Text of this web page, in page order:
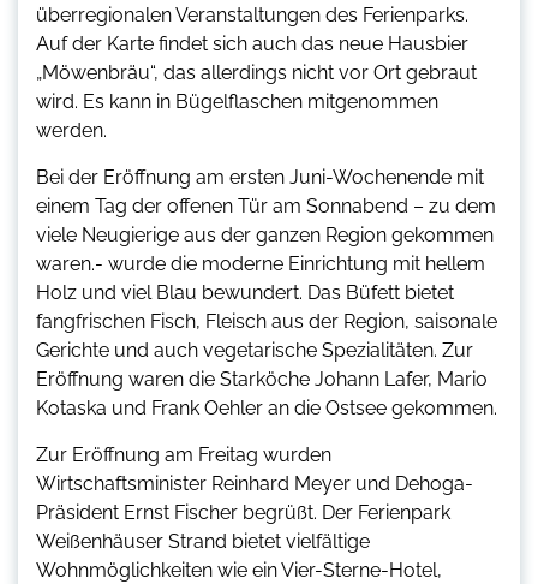
überregionalen Veranstaltungen des Ferienparks.
Auf der Karte findet sich auch das neue Hausbier
„Möwenbräu“, das allerdings nicht vor Ort gebraut
wird. Es kann in Bügelflaschen mitgenommen
werden.
Bei der Eröffnung am ersten Juni-Wochenende mit
einem Tag der offenen Tür am Sonnabend – zu dem
viele Neugierige aus der ganzen Region gekommen
waren.- wurde die moderne Einrichtung mit hellem
Holz und viel Blau bewundert. Das Büfett bietet
fangfrischen Fisch, Fleisch aus der Region, saisonale
Gerichte und auch vegetarische Spezialitäten. Zur
Eröffnung waren die Starköche Johann Lafer, Mario
Kotaska und Frank Oehler an die Ostsee gekommen.
Zur Eröffnung am Freitag wurden
Wirtschaftsminister Reinhard Meyer und Dehoga-
Präsident Ernst Fischer begrüßt. Der Ferienpark
Weißenhäuser Strand bietet vielfältige
Wohnmöglichkeiten wie ein Vier-Sterne-Hotel,